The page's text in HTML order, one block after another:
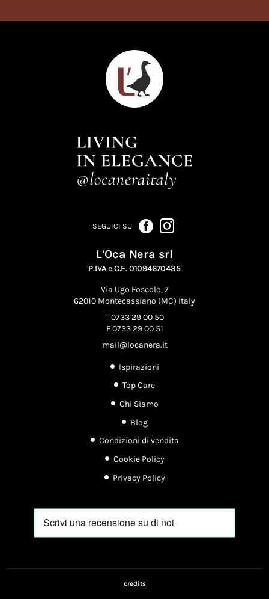
SEGUICI SU
L’Oca Nera srl
P.IVA e C.F. 01094670435
Via Ugo Foscolo, 7
62010 Montecassiano (MC) Italy
T 0733 29 00 50
F 0733 29 00 51
mail@locanera.it
Ispirazioni
Top Care
Chi Siamo
Blog
Condizioni di vendita
Cookie Policy
Privacy Policy
credits